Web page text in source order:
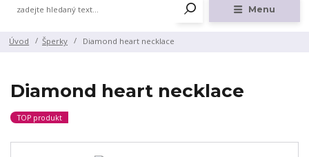
Menu
Úvod Šperky Diamond heart necklace
Diamond heart necklace
TOP produkt